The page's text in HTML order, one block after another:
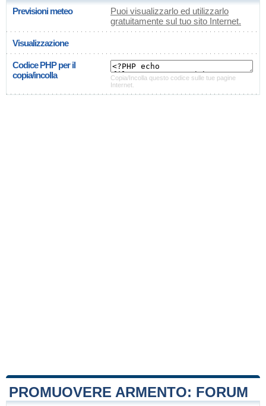
Previsioni meteo
Puoi visualizzarlo ed utilizzarlo
gratuitamente sul tuo sito Internet.
Visualizzazione
Codice PHP per il
copia/incolla
Copia/Incolla questo codice sulle tue pagine
Internet.
PROMUOVERE ARMENTO: FORUM